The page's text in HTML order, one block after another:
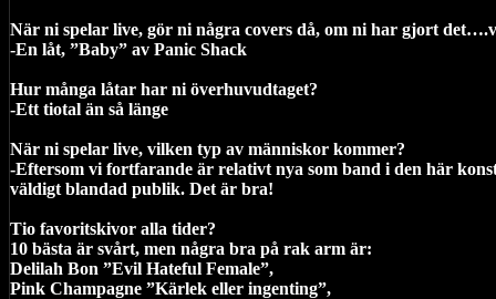
När ni spelar live, gör ni några covers då, om ni har gjort
-En låt, ”Baby” av Panic Shack
Hur många låtar har ni överhuvudtaget?
-Ett tiotal än så länge
När ni spelar live, vilken typ av människor kommer?
-Eftersom vi fortfarande är relativt nya som band i den här
väldigt blandad publik. Det är bra!
Tio favoritskivor alla tider?
10 bästa är svårt, men några bra på rak arm är:
Delilah Bon ”Evil Hateful Female”,
Pink Champagne ”Kärlek eller ingenting”,